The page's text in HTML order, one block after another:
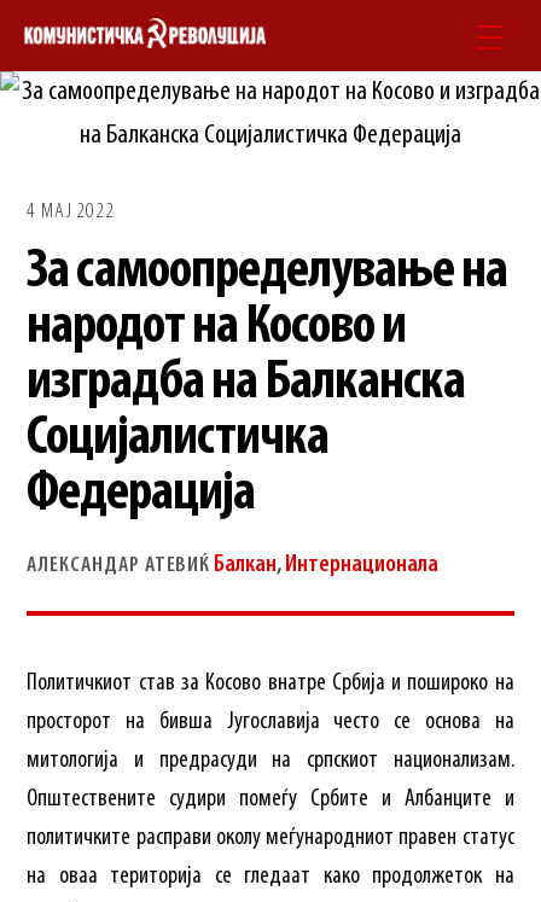
Skip
content
4 МАЈ 2022
За самоопределување на
народот на Косово и
изградба на Балканска
Социјалистичка
Федерација
АЛЕКСАНДАР АТЕВИЌ Балкан,Интернационала
Политичкиот став за Косово внатре Србија и пошироко на
просторот на бивша Југославија често се основа на
митологија и предрасуди на српскиот национализам.
Општествените судири помеѓу Србите и Албанците и
политичките расправи околу меѓународниот правен статус
на оваа територија се гледаат како продолжеток на